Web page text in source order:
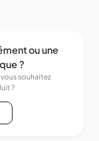
ou une
?
souhaitez
?